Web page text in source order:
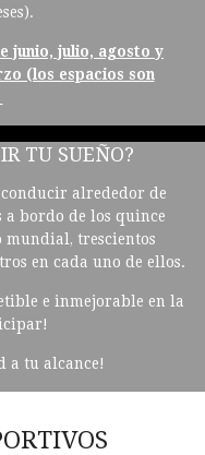
junio, julio, agosto y
(los espacios son
TU SUEÑO?
alrededor de
a bordo de los quince
mundial, trescientos
en cada uno de ellos.
e inmejorable en la
a tu alcance!